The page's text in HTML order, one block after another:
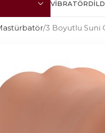
VIBRATÖR
3 Boyutlu Suni